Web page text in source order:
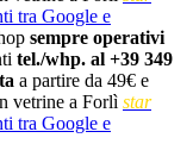
tra Google e
sempre operativi
tel./whp. al +39 349
a partire da 49€ e
vetrine a Forlì star
tra Google e